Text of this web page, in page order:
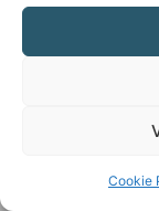
Cookie